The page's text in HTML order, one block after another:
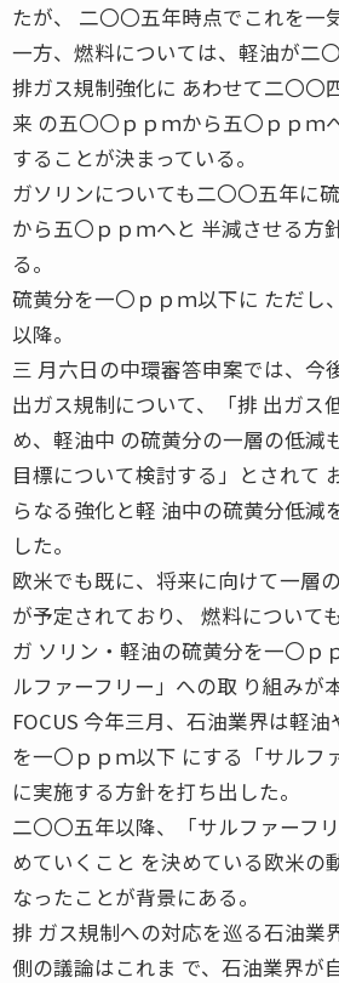
たが、 二〇〇五年時点でこれを一
一方、燃料については、軽油が二
排ガス規制強化に あわせて二〇〇
来 の五〇〇ｐｐｍから五〇ｐｐｍ
することが決まっている。
ガソリンについても二〇〇五年に
から五〇ｐｐｍへと 半減させる方
る。
硫黄分を一〇ｐｐｍ以下に ただし
以降。
三 月六日の中環審答申案では、今
出ガス規制について、「排 出ガス
め、軽油中 の硫黄分の一層の低減
目標について検討する」とされて
らなる強化と軽 油中の硫黄分低減
した。
欧米でも既に、将来に向けて一層
が予定されており、 燃料について
ガ ソリン・軽油の硫黄分を一〇ｐ
ルファーフリー」への取 り組みが
FOCUS 今年三月、石油業界は軽
を一〇ｐｐｍ以下 にする「サルフ
に実施する方針を打ち出した。
二〇〇五年以降、「サルファーフ
めていくこと を決めている欧米の
なったことが背景にある。
排 ガス規制への対応を巡る石油業
側の議論はこれま で、石油業界が